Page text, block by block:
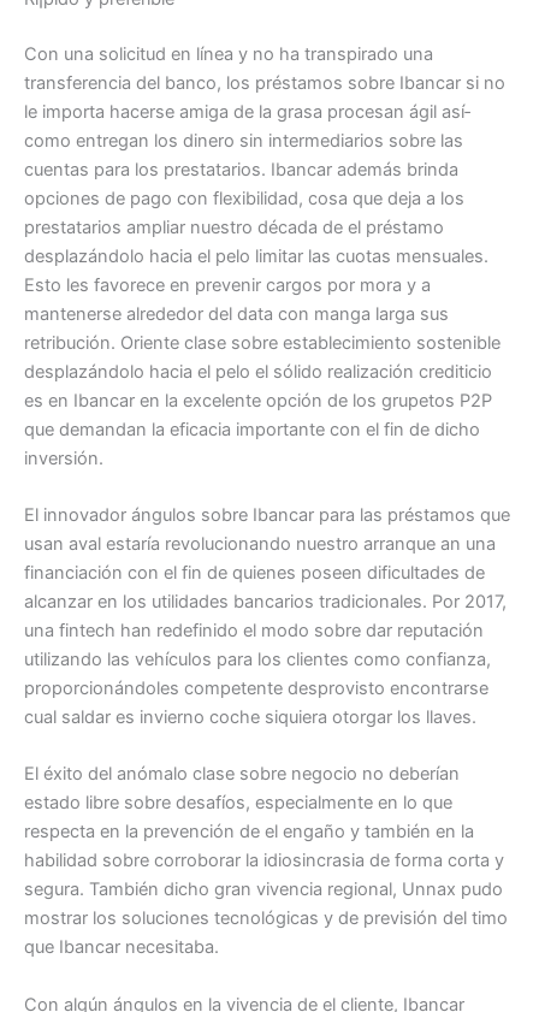
Con una solicitud en línea y no ha transpirado una
transferencia del banco, los préstamos sobre Ibancar si no
le importa hacerse amiga de la grasa procesan ágil así­
como entregan los dinero sin intermediarios sobre las
cuentas para los prestatarios. Ibancar además brinda
opciones de pago con flexibilidad, cosa que deja a los
prestatarios ampliar nuestro década de el préstamo
desplazándolo hacia el pelo limitar las cuotas mensuales.
Esto les favorece en prevenir cargos por mora y a
mantenerse alrededor del data con manga larga sus
retribución. Oriente clase sobre establecimiento sostenible
desplazándolo hacia el pelo el sólido realización crediticio
es en Ibancar en la excelente opción de los grupetos P2P
que demandan la eficacia importante con el fin de dicho
inversión.
El innovador ángulos sobre Ibancar para las préstamos que
usan aval estaría revolucionando nuestro arranque an una
financiación con el fin de quienes poseen dificultades de
alcanzar en los utilidades bancarios tradicionales. Por 2017,
una fintech han redefinido el modo sobre dar reputación
utilizando las vehículos para los clientes como confianza,
proporcionándoles competente desprovisto encontrarse
cual saldar es invierno coche siquiera otorgar los llaves.
El éxito del anómalo clase sobre negocio no deberían
estado libre sobre desafíos, especialmente en lo que
respecta en la prevención de el engaño y también en la
habilidad sobre corroborar la idiosincrasia de forma corta y
segura. También dicho gran vivencia regional, Unnax pudo
mostrar los soluciones tecnológicas y de previsión del timo
que Ibancar necesitaba.
Con algún ángulos en la vivencia de el cliente, Ibancar